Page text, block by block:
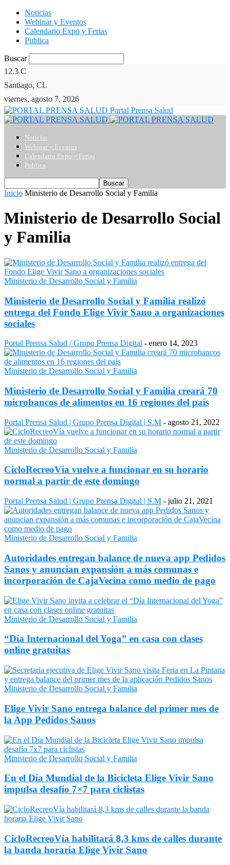
Noticias
Webinar y Eventos
Calendario Expo y Ferias
Publica
Buscar
12.3 C
Santiago, CL
viernes, agosto 7, 2026
Portal Prensa Salud
Noticias
Webinar y Eventos
Calendario Expo y Ferias
Publica
Inicio Ministerio de Desarrollo Social y Familia
Ministerio de Desarrollo Social
y Familia
Ministerio de Desarrollo Social y Familia
Ministerio de Desarrollo Social y Familia realizó
entrega del Fondo Elige Vivir Sano a organizaciones
sociales
Portal Prensa Salud / Grupo Prensa Digital - enero 14, 2023
Ministerio de Desarrollo Social y Familia
Ministerio de Desarrollo Social y Familia creará 70
microbancos de alimentos en 16 regiones del país
Portal Prensa Salud | Grupo Prensa Digital | S.M - agosto 21, 2022
Ministerio de Desarrollo Social y Familia
CicloRecreoVía vuelve a funcionar en su horario
normal a partir de este domingo
Portal Prensa Salud | Grupo Prensa Digital | S.M - julio 21, 2021
Ministerio de Desarrollo Social y Familia
Autoridades entregan balance de nueva app Pedidos
Sanos y anuncian expansión a más comunas e
incorporación de CajaVecina como medio de pago
Ministerio de Desarrollo Social y Familia
“Día Internacional del Yoga” en casa con clases
online gratuitas
Ministerio de Desarrollo Social y Familia
Elige Vivir Sano entrega balance del primer mes de
la App Pedidos Sanos
Ministerio de Desarrollo Social y Familia
En el Día Mundial de la Bicicleta Elige Vivir Sano
impulsa desafío 7×7 para ciclistas
CicloRecreoVía habilitará 8,3 kms de calles durante
la banda horaria Elige Vivir Sano